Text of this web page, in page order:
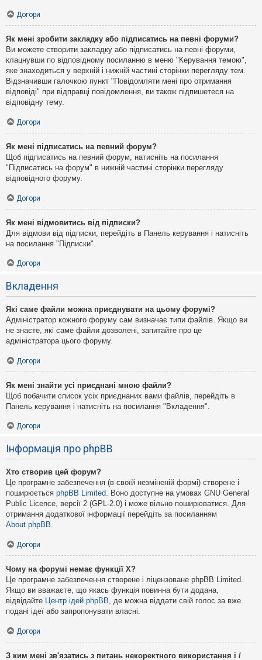
Догори
Як мені зробити закладку або підписатись на певні форуми?
Ви можете створити закладку або підписатись на певні форуми,
клацнувши по відповідному посиланню в меню "Керування темою",
яке знаходиться у верхній і нижній частині сторінки перегляду тем.
Відзначивши галочкою пункт "Повідомляти мені про отримання
відповіді" при відправці повідомлення, ви також підпишетеся на
відповідну тему.
Догори
Як мені підписатись на певний форум?
Щоб підписатись на певний форум, натисніть на посилання
"Підписатись на форум" в нижній частині сторінки перегляду
відповідного форуму.
Догори
Як мені відмовитись від підписки?
Для відмови від підписки, перейдіть в Панель керування і натисніть
на посилання "Підписки".
Догори
Вкладення
Які саме файли можна приєднувати на цьому форумі?
Адміністратор кожного форуму сам визначає типи файлів. Якщо ви
не знаєте, які саме файли дозволені, запитайте про це
адміністратора цього форуму.
Догори
Як мені знайти усі приєднані мною файли?
Щоб побачити список усіх приєднаних вами файлів, перейдіть в
Панель керування і натисніть на посилання "Вкладення".
Догори
Інформація про phpBB
Хто створив цей форум?
Це програмне забезпечення (в своїй незміненій формі) створене і
поширюється phpBB Limited. Воно доступне на умовах GNU General
Public Licence, версії 2 (GPL-2.0) і може вільно поширюватися. Для
отримання додаткової інформації перейдіть за посиланням
About phpBB.
Догори
Чому на форумі немає функції X?
Це програмне забезпечення створене і ліцензоване phpBB Limited.
Якщо ви вважаєте, що якась функція повинна бути додана,
відвідайте Центр ідей phpBB, де можна віддати свій голос за вже
подані ідеї або запропонувати власні.
Догори
З ким мені зв'язатись з питань некоректного використання і /